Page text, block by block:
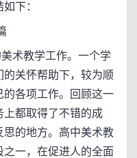
下：
术教学工作。一个学
关怀帮助下，较为顺
各项工作。回顾这一
上都取得了不错的成
的地方。高中美术教
一，在促进人的全面